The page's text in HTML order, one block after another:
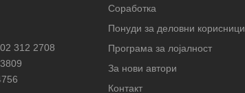
312 2708
Соработка
Понуди за деловни корисници
Програма за лојалност
За нови автори
Контакт